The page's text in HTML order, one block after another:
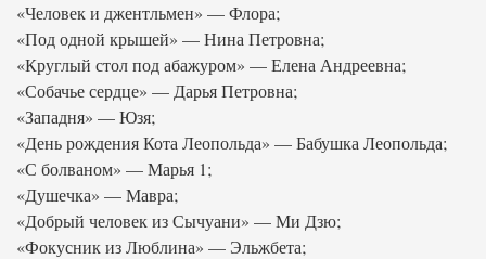
«Человек и джентльмен» — Флора;
«Под одной крышей» — Нина Петровна;
«Круглый стол под абажуром» — Елена Андреевна;
«Собачье сердце» — Дарья Петровна;
«Западня» — Юзя;
«День рождения Кота Леопольда» — Бабушка Леопольда;
«С болваном» — Марья 1;
«Душечка» — Мавра;
«Добрый человек из Сычуани» — Ми Дзю;
«Фокусник из Люблина» — Эльжбета;